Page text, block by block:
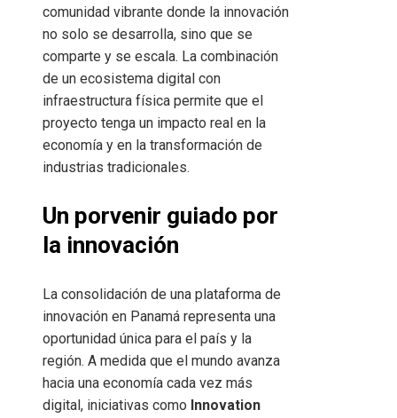
comunidad vibrante donde la innovación
no solo se desarrolla, sino que se
comparte y se escala. La combinación
de un ecosistema digital con
infraestructura física permite que el
proyecto tenga un impacto real en la
economía y en la transformación de
industrias tradicionales.
Un porvenir guiado por
la innovación
La consolidación de una plataforma de
innovación en Panamá representa una
oportunidad única para el país y la
región. A medida que el mundo avanza
hacia una economía cada vez más
digital, iniciativas como Innovation